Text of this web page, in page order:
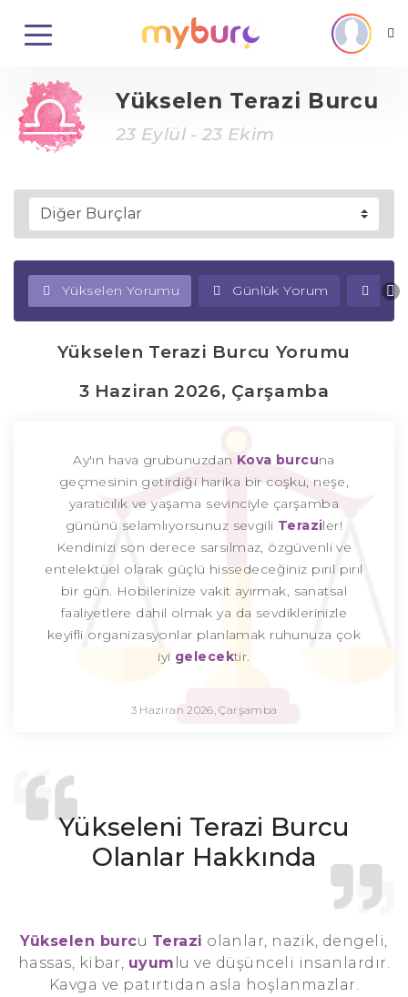
Yükselen Terazi Burcu
23 Eylül - 23 Ekim
Yükselen Yorumu Günlük Yorum
Yükselen Terazi Burcu Yorumu
3 Haziran 2026, Çarşamba
Ay'ın hava grubunuzdan Kova burcuna
geçmesinin getirdiği harika bir coşku, neşe,
yaratıcılık ve yaşama sevinciyle çarşamba
gününü selamlıyorsunuz sevgili Teraziler!
Kendinizi son derece sarsılmaz, özgüvenli ve
entelektüel olarak güçlü hissedeceğiniz pırıl pırıl
bir gün. Hobilerinize vakit ayırmak, sanatsal
faaliyetlere dahil olmak ya da sevdiklerinizle
keyifli organizasyonlar planlamak ruhunuza çok
iyi gelecektir.
3 Haziran 2026, Çarşamba
Yükseleni Terazi Burcu
Olanlar Hakkında
Yükselen burcu Terazi olanlar, nazik, dengeli,
hassas, kibar, uyum lu ve düşünceli insanlardır.
Kavga ve patırtıdan asla hoşlanmazlar.